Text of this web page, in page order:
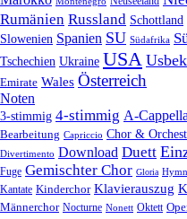
Rumänien Russland Schottland
Slowenien Spanien SU Südafrika
Tschechien Ukraine USA
Emirate Wales Österreich
Noten
3-stimmig 4-stimmig A-Cappella
Bearbeitung Capriccio Chor &
Divertimento Download Duett
Fuge Gemischter Chor Gloria
Kantate Kinderchor Klavierauszug
Männerchor Nocturne Nonett Oktett